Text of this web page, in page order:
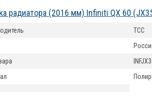
радиатора (2016 мм) Infiniti QX 60
ТСС